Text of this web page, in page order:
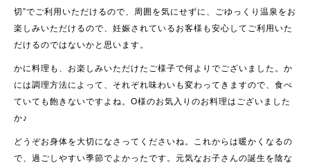
切”でご利用いただけるので、周囲を気にせずに、ごゆっくり温泉をお
楽しみいただけるので、妊娠されているお客様も安心してご利用いた
だけるのではないかと思います。
かに料理も、お楽しみいただけたご様子で何よりでございました。か
には調理方法によって、それぞれ味わいも変わってきますので、食べ
ていても飽きないですよね。O様のお気入りのお料理はございました
か♪
どうぞお身体を大切になさってくださいね。これからは暖かくなるの
で、過ごしやすい季節でよかったです。元気なお子さんの誕生を陰な